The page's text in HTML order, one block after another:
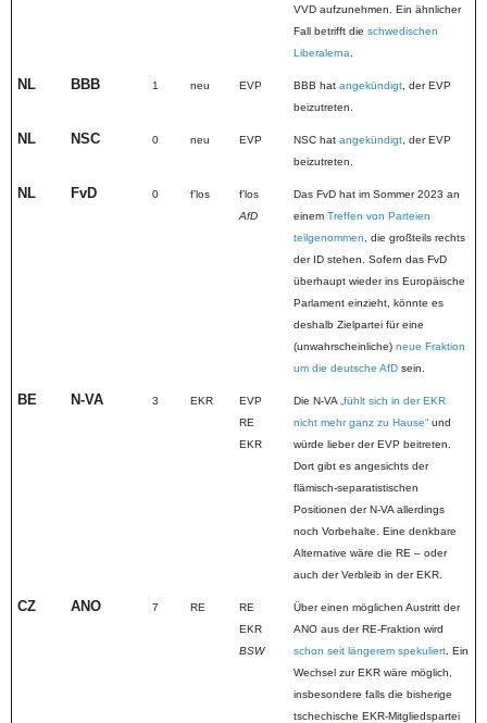
VVD aufzunehmen. Ein ähnlicher
Fall betrifft die schwedischen
Liberalerna
NL BBB 1 neu EVP BBB hat angekündigt , der EVP
beizutreten.
NL NSC 0 neu EVP NSC hat angekündigt , der EVP
beizutreten.
NL FvD 0 fʼlos
fʼlos
AfD
Das FvD hat im Sommer 2023 an
einem Treffen von Parteien
teilgenommen , die großteils rechts
der ID stehen. Sofern das FvD
überhaupt wieder ins Europäische
Parlament einzieht, könnte es
deshalb Zielpartei für eine
(unwahrscheinliche) neue Fraktion
um die deutsche AfD sein.
BE N-VA 3 EKR
EVP
RE
EKR
Die N-VA „fühlt sich in der EKR
nicht mehr ganz zu Hause“ und
würde lieber der EVP beitreten.
Dort gibt es angesichts der
flämisch-separatistischen
Positionen der N-VA allerdings
noch Vorbehalte. Eine denkbare
Alternative wäre die RE – oder
auch der Verbleib in der EKR.
CZ ANO 7 RE
RE
EKR
BSW
Über einen möglichen Austritt der
ANO aus der RE-Fraktion wird
schon seit längerem spekuliert . Ein
Wechsel zur EKR wäre möglich,
insbesondere falls die bisherige
tschechische EKR-Mitgliedspartei